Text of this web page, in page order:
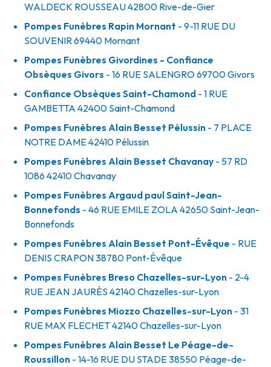
WALDECK ROUSSEAU42800 Rive-de-Gier
Pompes Funèbres Rapin Mornant - 9-11 RUE DU
SOUVENIR69440 Mornant
Pompes Funèbres Givordines - Confiance
Obsèques Givors - 16 RUE SALENGRO69700Givors
Confiance Obsèques Saint-Chamond - 1 RUE
GAMBETTA 42400 Saint-Chamond
Pompes Funèbres Alain Besset Pélussin - 7 PLACE
NOTRE DAME42410 Pélussin
Pompes Funèbres Alain Besset Chavanay - 57 RD
1086 42410Chavanay
Pompes Funèbres Argaud paul Saint-Jean-
Bonnefonds - 46 RUE EMILE ZOLA 42650 Saint-Jean-
Bonnefonds
Pompes Funèbres Alain Besset Pont-Évêque - RUE
DENIS CRAPON38780 Pont-Évêque
Pompes Funèbres Breso Chazelles-sur-Lyon - 2-4
RUE JEAN JAURÈS 42140Chazelles-sur-Lyon
Pompes Funèbres Miozzo Chazelles-sur-Lyon - 31
RUE MAX FLECHET42140Chazelles-sur-Lyon
Pompes Funèbres Alain Besset Le Péage-de-
Roussillon - 14-16 RUE DU STADE38550 Péage-de-